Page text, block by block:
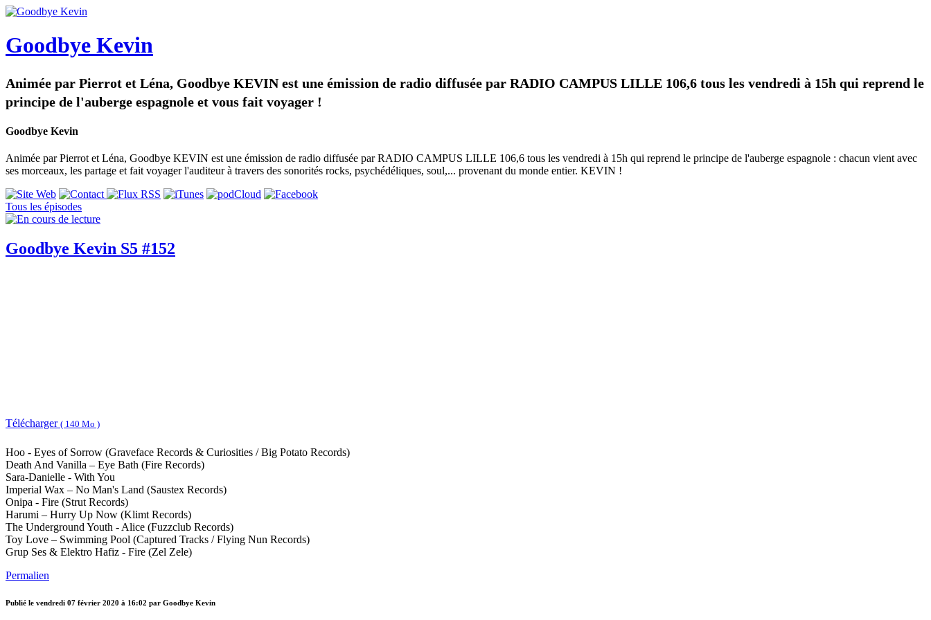
Goodbye Kevin
Animée par Pierrot et Léna, Goodbye KEVIN est une émission de radio diffusée par RADIO CAMPUS LILLE 106,6 tous les vendredi à 15h qui reprend le
principe de l'auberge espagnole et vous fait voyager !
Goodbye Kevin
Animée par Pierrot et Léna, Goodbye KEVIN est une émission de radio diffusée par RADIO CAMPUS LILLE 106,6 tous les vendredi à 15h qui reprend le principe de l'auberge espagnole : chacun vient avec
ses morceaux, les partage et fait voyager l'auditeur à travers des sonorités rocks, psychédéliques, soul,... provenant du monde entier. KEVIN !
Tous les épisodes
Goodbye Kevin S5 #152
Télécharger ( 140 Mo )
Hoo - Eyes of Sorrow (Graveface Records & Curiosities / Big Potato Records)
Death And Vanilla ‎– Eye Bath (Fire Records)
Sara-Danielle - With You
Imperial Wax ‎– No Man's Land (Saustex Records)
Onipa - Fire (Strut Records)
Harumi ‎– Hurry Up Now (Klimt Records)
The Underground Youth - Alice (Fuzzclub Records)
Toy Love ‎– Swimming Pool (Captured Tracks / Flying Nun Records)
Grup Ses & Elektro Hafiz - Fire (Zel Zele)
Permalien
Publié le vendredi 07 février 2020 à 16:02 par Goodbye Kevin